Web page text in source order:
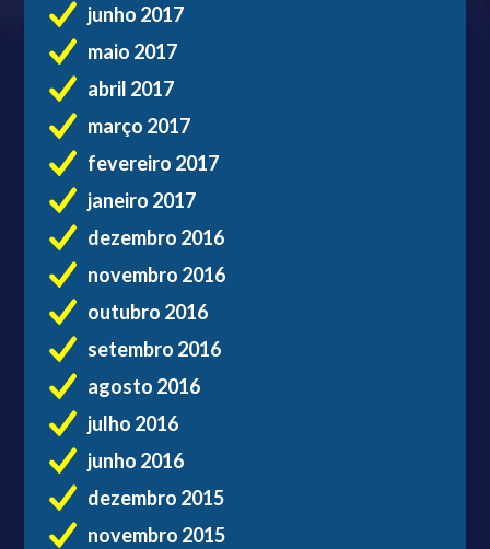
junho 2017
maio 2017
abril 2017
março 2017
fevereiro 2017
janeiro 2017
dezembro 2016
novembro 2016
outubro 2016
setembro 2016
agosto 2016
julho 2016
junho 2016
dezembro 2015
novembro 2015